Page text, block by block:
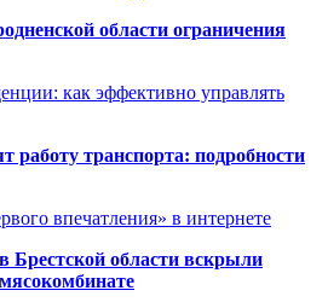
области ограничения
как эффективно управлять
работу транспорта: подробности
впечатления» в интернете
Брестской области вскрыли